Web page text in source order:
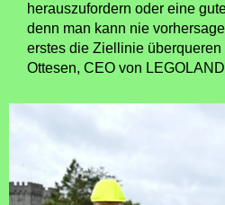
herauszufordern oder eine
denn man kann nie
erstes die Ziellinie überqueren
Ottesen, CEO von